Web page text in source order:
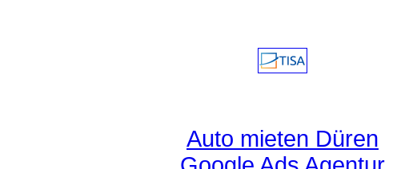
Auto mieten Düren